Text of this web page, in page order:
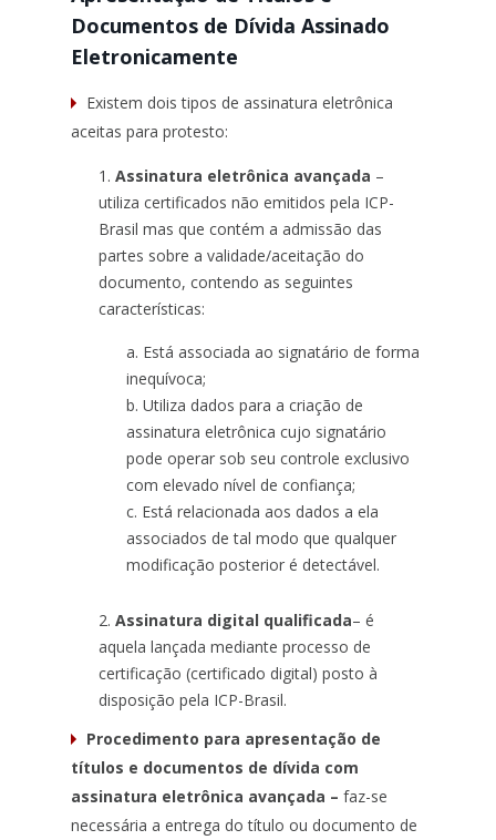
Documentos de Dívida Assinado
Eletronicamente
Existem dois tipos de assinatura eletrônica
aceitas para protesto:
Assinatura eletrônica avançada –
utiliza certificados não emitidos pela ICP-
Brasil mas que contém a admissão das
partes sobre a validade/aceitação do
documento, contendo as seguintes
características:
Está associada ao signatário de forma
inequívoca;
Utiliza dados para a criação de
assinatura eletrônica cujo signatário
pode operar sob seu controle exclusivo
com elevado nível de confiança;
Está relacionada aos dados a ela
associados de tal modo que qualquer
modificação posterior é detectável.
Assinatura digital qualificada– é
aquela lançada mediante processo de
certificação (certificado digital) posto à
disposição pela ICP-Brasil.
Procedimento para apresentação de
títulos e documentos de dívida com
assinatura eletrônica avançada – faz-se
necessária a entrega do título ou documento de